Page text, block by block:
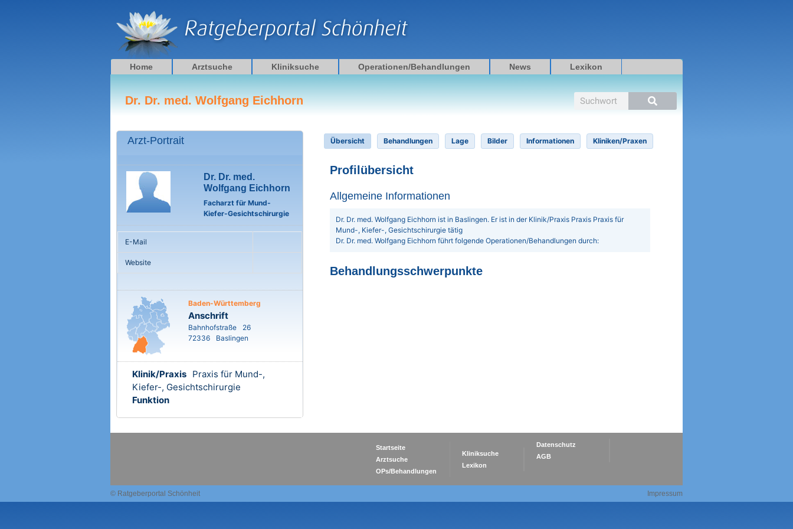
Home Arztsuche Kliniksuche Operationen/Behandlungen News Lexikon
Dr. Dr. med. Wolfgang Eichhorn Suche
Arzt-Portrait
Dr. Dr. med.
Wolfgang Eichhorn
Facharzt für Mund-
Kiefer-Gesichtschirurgie
E-Mail
Website
Baden-Württemberg
Anschrift
Bahnhofstraße
26
72336
Baslingen
Klinik/Praxis Praxis für Mund-,
Kiefer-, Gesichtschirurgie
Funktion
Übersicht Behandlungen Lage Bilder Informationen Kliniken/Praxen
Profilübersicht
Allgemeine Informationen
Dr. Dr. med. Wolfgang Eichhorn ist in Baslingen. Er ist in der Klinik/Praxis Praxis Praxis für
Mund-, Kiefer-, Gesichtschirurgie tätig
Dr. Dr. med. Wolfgang Eichhorn führt folgende Operationen/Behandlungen durch:
Behandlungsschwerpunkte
Startseite
Arztsuche
OPs/Behandlungen
Kliniksuche
Lexikon
Datenschutz
AGB
© Ratgeberportal Schönheit Impressum